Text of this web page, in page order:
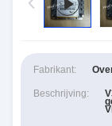
Fabrikant:
Beschrijving: